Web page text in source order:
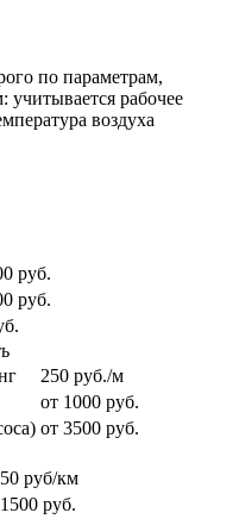
по параметрам,
рабочее
воздуха
руб.
руб.
250 руб./м
от 1000 руб.
от 3500 руб.
50 руб/км
1500 руб.